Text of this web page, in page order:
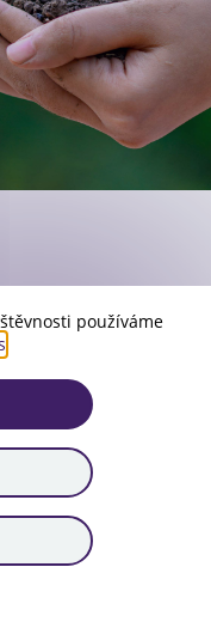
používáme